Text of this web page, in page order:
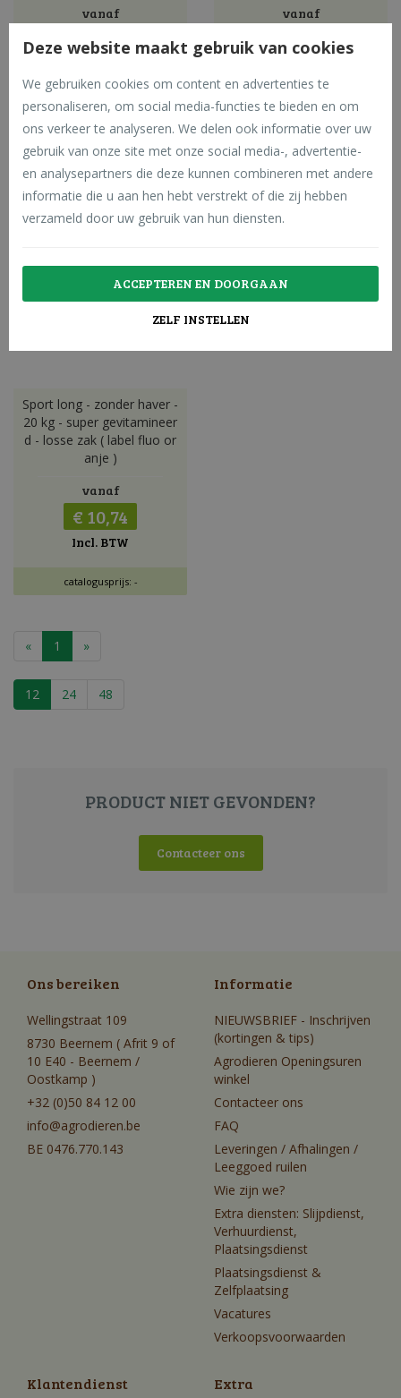
vanaf
PALLET/VOLUME
AANTAL -
PRIJS VIA
WINKELMANDJE
Incl. BTW
catalogusprijs: -
vanaf
PALLET/VOLUME
AANTAL -
PRIJS VIA
WINKELMANDJE
Incl. BTW
catalogusprijs: -
Sport long - zonder haver -
20 kg - super gevitamineer
d - losse zak ( label fluo or
anje )
vanaf
€ 10,74
Incl. BTW
catalogusprijs: -
« 1 »
12 24 48
PRODUCT NIET GEVONDEN?
Contacteer ons
Ons bereiken
Wellingstraat 109
8730 Beernem ( Afrit 9 of
10 E40 - Beernem /
Oostkamp )
+32 (0)50 84 12 00
info@agrodieren.be
BE 0476.770.143
Informatie
NIEUWSBRIEF - Inschrijven
(kortingen & tips)
Agrodieren Openingsuren
winkel
Contacteer ons
FAQ
Leveringen / Afhalingen /
Leeggoed ruilen
Wie zijn we?
Extra diensten: Slijpdienst,
Verhuurdienst,
Plaatsingsdienst
Plaatsingsdienst &
Zelfplaatsing
Vacatures
Verkoopsvoorwaarden
Klantendienst Extra
Deze website maakt gebruik van cookies
We gebruiken cookies om content en advertenties te
personaliseren, om social media-functies te bieden en om
ons verkeer te analyseren. We delen ook informatie over uw
gebruik van onze site met onze social media-, advertentie-
en analysepartners die deze kunnen combineren met andere
informatie die u aan hen hebt verstrekt of die zij hebben
verzameld door uw gebruik van hun diensten.
ZELF INSTELLEN
ACCEPTEREN EN DOORGAAN